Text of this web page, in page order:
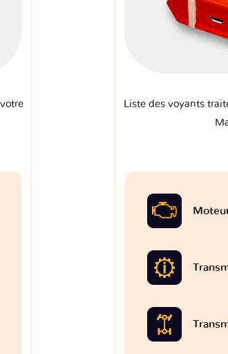
Liste des voyants